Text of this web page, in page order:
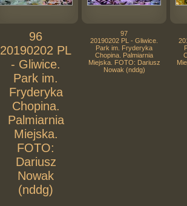
96
20190202 PL
- Gliwice.
Park im.
Fryderyka
Chopina.
Palmiarnia
Miejska.
FOTO:
Dariusz
Nowak
(nddg)
97
20190202 PL - Gliwice.
Park im. Fryderyka
Chopina. Palmiarnia
Miejska. FOTO: Dariusz
Nowak (nddg)